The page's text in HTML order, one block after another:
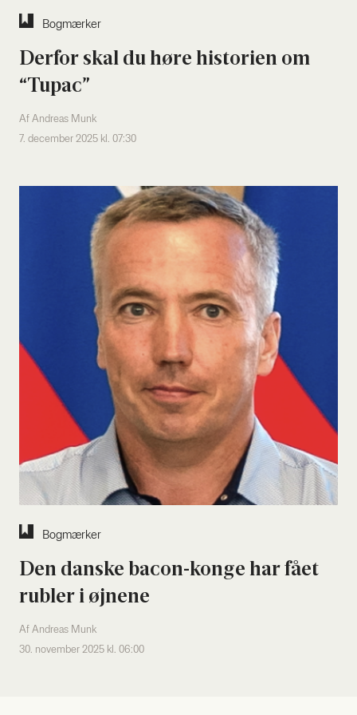
Bog­mær­ker
Der­for skal du høre histo­ri­en om
“Tupac”
Af Andreas Munk
7. december 2025 kl. 07:30
Bog­mær­ker
Den dan­ske bacon-kon­ge har fået
rub­ler i øjne­ne
Af Andreas Munk
30. november 2025 kl. 06:00